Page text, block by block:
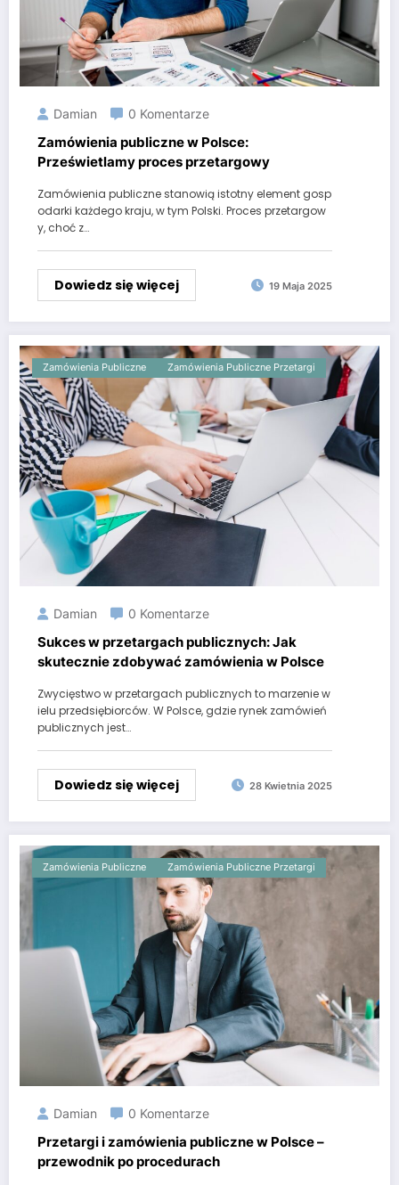
Damian 0 Komentarze
Zamówienia publiczne w Polsce:
Prześwietlamy proces przetargowy
Zamówienia publiczne stanowią istotny element gosp
odarki każdego kraju, w tym Polski. Proces przetargow
y, choć z…
Dowiedz się więcej 19 Maja 2025
Zamówienia Publiczne Zamówienia Publiczne Przetargi
Damian 0 Komentarze
Sukces w przetargach publicznych: Jak
skutecznie zdobywać zamówienia w Polsce
Zwycięstwo w przetargach publicznych to marzenie w
ielu przedsiębiorców. W Polsce, gdzie rynek zamówień
publicznych jest…
Dowiedz się więcej 28 Kwietnia 2025
Zamówienia Publiczne Zamówienia Publiczne Przetargi
Damian 0 Komentarze
Przetargi i zamówienia publiczne w Polsce –
przewodnik po procedurach